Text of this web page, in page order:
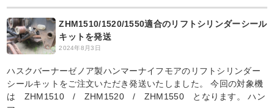
ZHM1510/1520/1550適合のリフトシリンダーシール
キットを発送
2024年8月3日
ハスクバーナーゼノア製ハンマーナイフモアのリフトシリンダー
シールキットをご注文いただき発送いたしました。 今回の対象機
は ZHM1510 / ZHM1520 / ZHM1550 となります。 ハン